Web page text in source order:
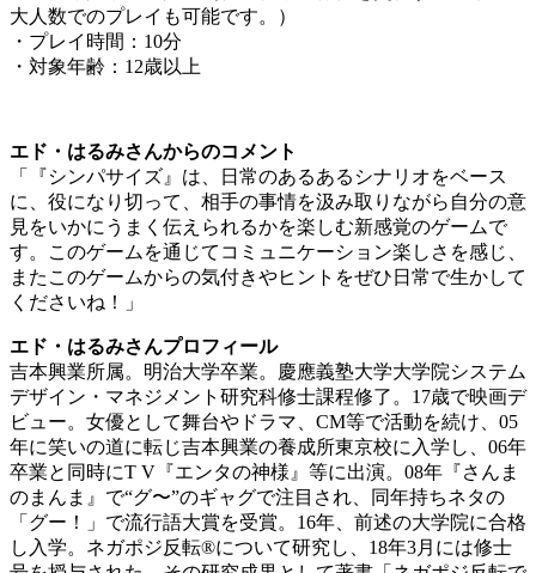
大人数でのプレイも可能です。）
・プレイ時間：10分
・対象年齢：12歳以上
エド・はるみさんからのコメント
「『シンパサイズ』は、日常のあるあるシナリオをベース
に、役になり切って、相手の事情を汲み取りながら自分の意
見をいかにうまく伝えられるかを楽しむ新感覚のゲームで
す。このゲームを通じてコミュニケーション楽しさを感じ、
またこのゲームからの気付きやヒントをぜひ日常で生かして
くださいね！」
エド・はるみさんプロフィール
吉本興業所属。明治大学卒業。慶應義塾大学大学院システム
デザイン・マネジメント研究科修士課程修了。17歳で映画デ
ビュー。女優として舞台やドラマ、CM等で活動を続け、05
年に笑いの道に転じ吉本興業の養成所東京校に入学し、06年
卒業と同時にT V『エンタの神様』等に出演。08年『さんま
のまんま』で“グ〜”のギャグで注目され、同年持ちネタの
「グー！」で流行語大賞を受賞。16年、前述の大学院に合格
し入学。ネガポジ反転®について研究し、18年3月には修士